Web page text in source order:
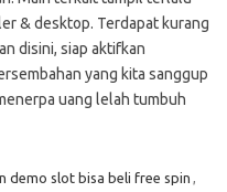
& desktop. Terdapat kurang
disini, siap aktifkan
yang kita sanggup
uang lelah tumbuh
demo slot bisa beli free spin ,